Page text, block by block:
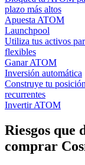
plazo más altos
Apuesta ATOM
Launchpool
Utiliza tus activos
flexibles
Ganar ATOM
Inversión automática
Construye tu
recurrentes
Invertir ATOM
Riesgos que
comprar